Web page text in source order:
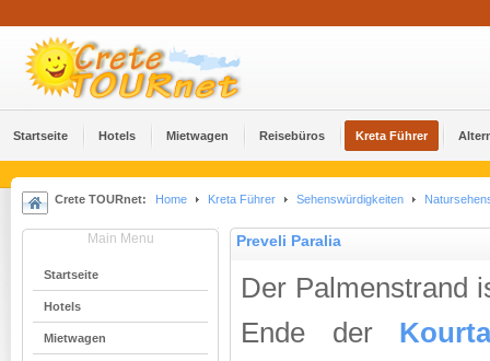
Startseite Hotels Mietwagen Reisebüros Kreta Führer
Crete TOURnet: Home Kreta Führer Sehenswürdigkeiten
Main Menu
Startseite
Hotels
Mietwagen
Preveli Paralia
Der Palmenstrand
Ende der